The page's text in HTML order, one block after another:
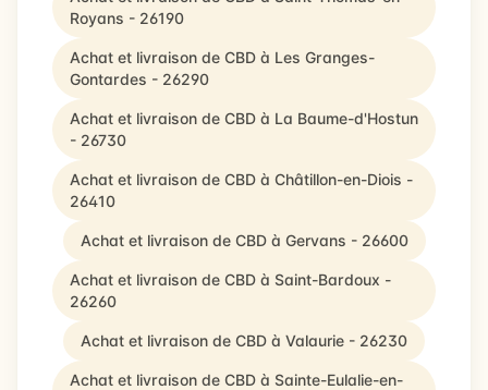
Royans - 26190
Achat et livraison de CBD à Les Granges-
Gontardes - 26290
Achat et livraison de CBD à La Baume-d'Hostun
- 26730
Achat et livraison de CBD à Châtillon-en-Diois -
26410
Achat et livraison de CBD à Gervans - 26600
Achat et livraison de CBD à Saint-Bardoux -
26260
Achat et livraison de CBD à Valaurie - 26230
Achat et livraison de CBD à Sainte-Eulalie-en-